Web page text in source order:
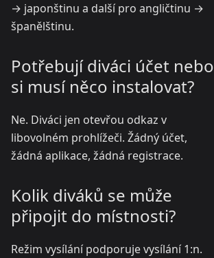
→ japonštinu a další pro angličtinu →
španělštinu.
Potřebují diváci účet nebo
si musí něco instalovat?
Ne. Diváci jen otevřou odkaz v
libovolném prohlížeči. Žádný účet,
žádná aplikace, žádná registrace.
Kolik diváků se může
připojit do místnosti?
Režim vysílání podporuje vysílání 1:n.